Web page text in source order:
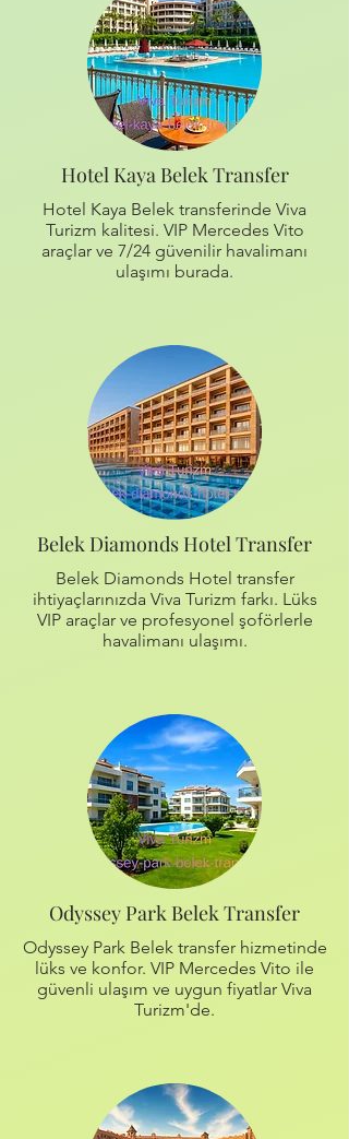
Hotel Kaya Belek Transfer
Hotel Kaya Belek transferinde Viva
Turizm kalitesi. VIP Mercedes Vito
araçlar ve 7/24 güvenilir havalimanı
ulaşımı burada.
Belek Diamonds Hotel Transfer
Belek Diamonds Hotel transfer
ihtiyaçlarınızda Viva Turizm farkı. Lüks
VIP araçlar ve profesyonel şoförlerle
havalimanı ulaşımı.
Odyssey Park Belek Transfer
Odyssey Park Belek transfer hizmetinde
lüks ve konfor. VIP Mercedes Vito ile
güvenli ulaşım ve uygun fiyatlar Viva
Turizm'de.